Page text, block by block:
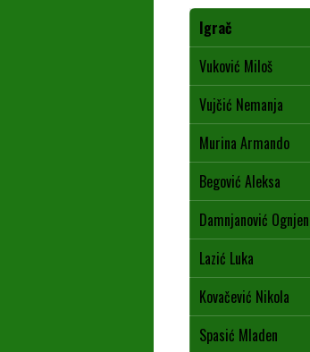
Igrač
Vuković Miloš
Vujčić Nemanja
Murina Armando
Begović Aleksa
Damnjanović Ognjen
Lazić Luka
Kovačević Nikola
Spasić Mladen